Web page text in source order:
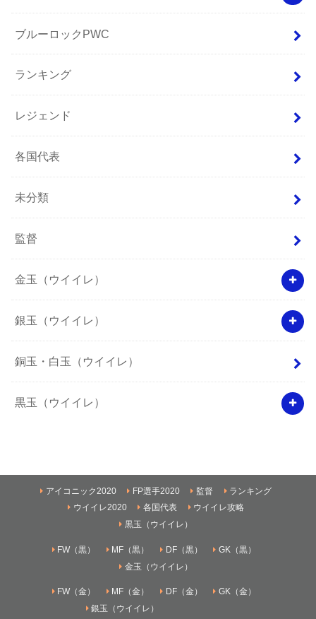
ブルーロックPWC
ランキング
レジェンド
各国代表
未分類
監督
金玉（ウイイレ）
銀玉（ウイイレ）
銅玉・白玉（ウイイレ）
黒玉（ウイイレ）
アイコニック2020 FP選手2020 監督
ランキング
ウイイレ2020
各国代表
ウイイレ攻略
黒玉（ウイイレ）
FW（黒） MF（黒） DF（黒）
GK（黒）
金玉（ウイイレ）
FW（金） MF（金） DF（金）
GK（金）
銀玉（ウイイレ）